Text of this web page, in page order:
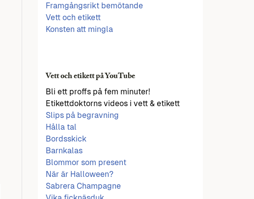
Framgångsrikt bemötande
Vett och etikett
Konsten att mingla
Vett och etikett på YouTube
Bli ett proffs på fem minuter!
Etikettdoktorns videos i vett & etikett
Slips på begravning
Hålla tal
Bordsskick
Barnkalas
Blommor som present
När är Halloween?
Sabrera Champagne